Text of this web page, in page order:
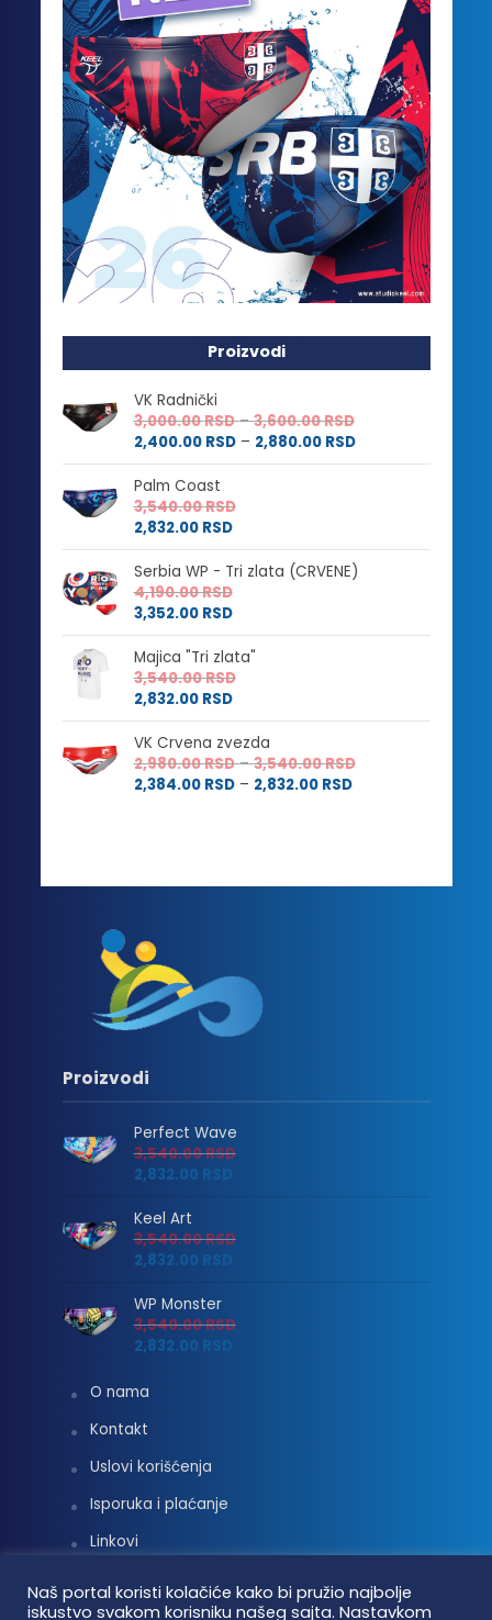
Proizvodi
VK Radnički
3,000.00RSD – 3,600.00RSDRaspon
cena:
od
2,400.00 RSD – 2,880.00 RSDRaspon
cena:
2,880.00 RSD
Palm Coast
3,540.00RSD
2,832.00 RSD
Serbia WP - Tri zlata (CRVENE)
4,190.00RSD
3,352.00 RSD
Majica "Tri zlata"
3,540.00RSD
2,832.00 RSD
VK Crvena zvezda
2,980.00RSD – 3,540.00RSDRaspon
2,384.00 RSD – 2,832.00 RSDRaspon
2,832.00 RSD
Proizvodi
Perfect Wave
3,540.00RSD
2,832.00 RSD
Keel Art
3,540.00RSD
2,832.00 RSD
WP Monster
3,540.00RSD
2,832.00 RSD
O nama
Kontakt
Uslovi korišćenja
Isporuka i plaćanje
Linkovi
Naš portal koristi kolačiće kako bi pružio najbolje
iskustvo svakom korisniku našeg sajta. Nastavkom